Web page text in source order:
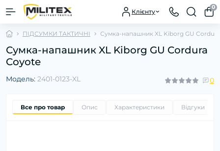
Клієнту
0
ПІДСУМКИ ТАКТИЧНІ Сумка-напашник XL Kiborg GU
Сумка-напашник XL Kiborg GU Cordura
Coyote
Модель: 2401-0123-XL 0
Все про товар Опис Характеристики Відгуки